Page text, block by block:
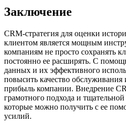
Заключение
CRM-стратегия для оценки
клиентом является мощным
компаниям не просто сохранять
постоянно ее расширять. С
данных и их эффективного
повысить качество
прибыль компании. Внедрение
грамотного подхода и
которые можно получить с ее
усилий.